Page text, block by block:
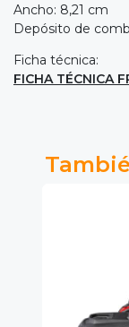
Ancho: 8,21 cm
Depósito de
Ficha técnica:
FICHA TÉCNICA